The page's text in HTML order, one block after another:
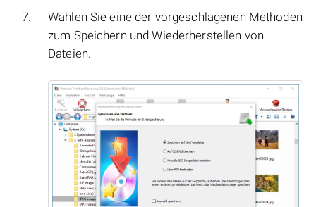
Wählen Sie eine der vorgeschlagenen Methoden
zum Speichern und Wiederherstellen von
Dateien.